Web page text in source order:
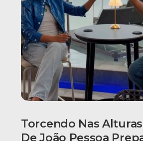
Torcendo Nas
De João Pessoa